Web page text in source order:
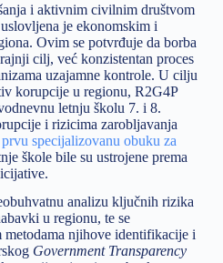
i aktivnim civilnim društvom
je ekonomskim i
Ovim se potvrđuje da borba
cilj, već konzistentan proces
uzajamne kontrole. U cilju
korupcije u regionu, R2G4P
letnju školu 7. i 8.
i rizicima zarobljavanja
prvu specijalizovanu obuku za
škole bile su ustrojene prema
analizu ključnih rizika
u regionu, te se
njihove identifikacije i
Government Transparency